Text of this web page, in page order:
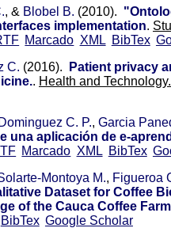
, & Blobel B. (2010).
implementation.
Marcado XML BibTex
C. (2016).
Patient privacy
. Health and
C. P., Garcia
una aplicación de e-
Marcado XML BibTex
Montoya M., Figueroa
Dataset for Coffee
of the Cauca Coffee
BibTex Google Scholar